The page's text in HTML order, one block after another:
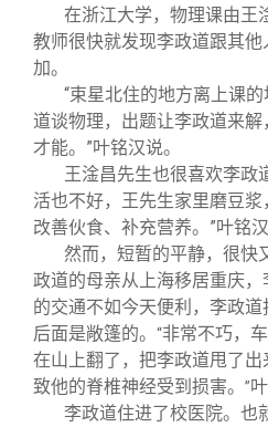
在浙江大学，物理课由王
教师很快就发现李政道跟其
加。
“束星北住的地方离上课
道谈物理，出题让李政道来
才能。”叶铭汉说。
王淦昌先生也很喜欢李政
活也不好，王先生家里磨豆浆
改善伙食、补充营养。”叶铭汉
然而，短暂的平静，很快
政道的母亲从上海移居重庆
的交通不如今天便利，李政
后面是敞篷的。 “非常不巧，
在山上翻了，把李政道甩了
致他的脊椎神经受到损害。 ”
李政道住进了校医院。也